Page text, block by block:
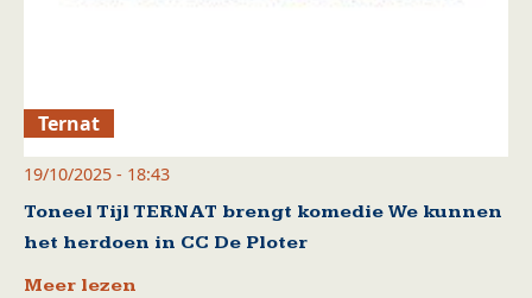
Ternat
19/10/2025 - 18:43
Toneel Tijl TERNAT brengt komedie We kunnen
het herdoen in CC De Ploter
Meer lezen